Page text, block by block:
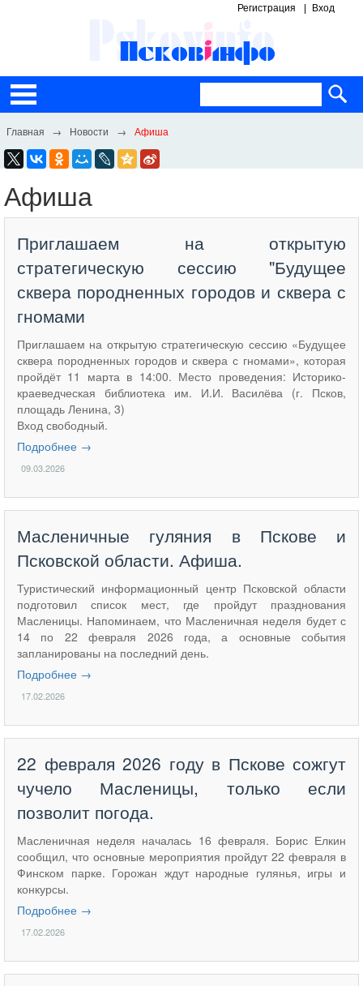
Регистрация Вход
Новости Афиша
Афиша
​Приглашаем на открытую
стратегическую сессию "Будущее
сквера породненных городов и сквера с
гномами
Приглашаем на открытую стратегическую сессию «Будущее
сквера породненных городов и сквера с гномами», которая
пройдёт 11 марта в 14:00. Место проведения: Историко-
краеведческая библиотека им. И.И. Василёва (г. Псков,
площадь Ленина, 3)
Вход свободный.
Подробнее →
09.03.2026
​Масленичные гуляния в Пскове и
Псковской области. Афиша.
Туристический информационный центр Псковской области
подготовил список мест, где пройдут празднования
Масленицы. Напоминаем, что Масленичная неделя будет с
14 по 22 февраля 2026 года, а основные события
запланированы на последний день.
Подробнее →
17.02.2026
22 февраля 2026 году в Пскове сожгут
чучело Масленицы, только если
позволит погода.
Масленичная неделя началась 16 февраля. Борис Елкин
сообщил, что основные мероприятия пройдут 22 февраля в
Финском парке. Горожан ждут народные гулянья, игры и
конкурсы.
Подробнее →
17.02.2026